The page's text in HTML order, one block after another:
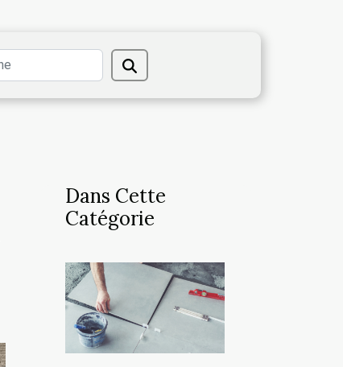
Dans Cette
Catégorie